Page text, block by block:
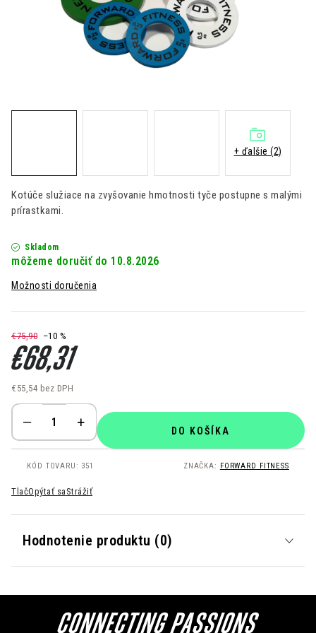
Moja objednávka Hodnotenie obchodu
Kotúče služiace na zvyšovanie hmotnosti tyče postupne s malými
prírastkami.
Skladom
10.8.2026
Možnosti doručenia
€75,90 –10 %
€68,31
€55,54 bez DPH
Jednotková cena:
DO KOŠÍKA
KÓD TOVARU: 351 ZNAČKA: FORWARD FITNESS
TlačOpýtať sa Strážiť
+ ďalšie (2)
Hodnotenie produktu (0)